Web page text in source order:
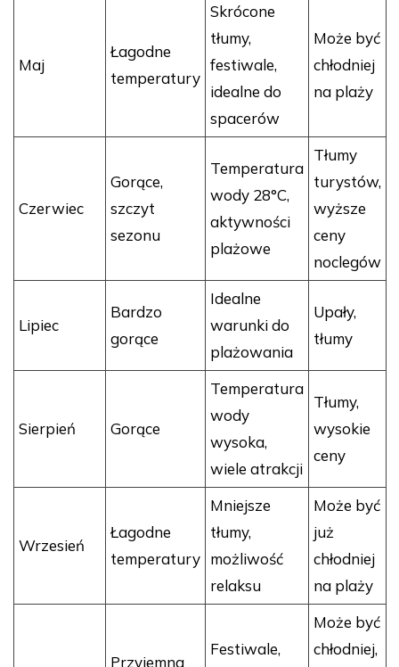
Maj
Łagodne
temperatury
Skrócone
tłumy,
festiwale,
idealne do
spacerów
Może być
chłodniej
na plaży
Czerwiec
Gorące,
szczyt
sezonu
Temperatura
wody 28°C,
aktywności
plażowe
Tłumy
turystów,
wyższe
ceny
noclegów
Lipiec
Bardzo
gorące
Idealne
warunki do
plażowania
Upały,
tłumy
Sierpień Gorące
Temperatura
wody
wysoka,
wiele atrakcji
Tłumy,
wysokie
ceny
Wrzesień
Łagodne
temperatury
Mniejsze
tłumy,
możliwość
relaksu
Może być
już
chłodniej
na plaży
Przyjemna
Festiwale,
Może być
chłodniej,